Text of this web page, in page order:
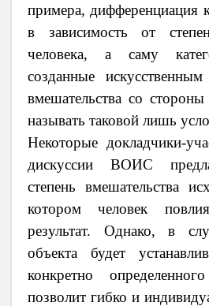
примера, дифференциация
в зависимость от
человека, а саму
созданные
вмешательства со
называть таковой лишь
Некоторые докладчики-
дискуссии ВОИС
степень вмешательства
котором человек
результат. Однако, в
объекта будет
конкретно
позволит гибко и